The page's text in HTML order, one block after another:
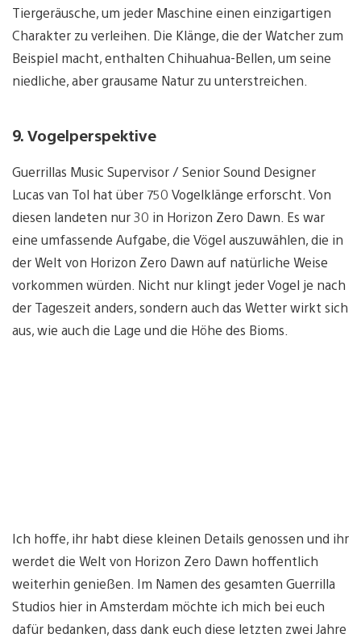
Tiergeräusche, um jeder Maschine einen einzigartigen
Charakter zu verleihen. Die Klänge, die der Watcher zum
Beispiel macht, enthalten Chihuahua-Bellen, um seine
niedliche, aber grausame Natur zu unterstreichen.
9. Vogelperspektive
Guerrillas Music Supervisor / Senior Sound Designer
Lucas van Tol hat über 750 Vogelklänge erforscht. Von
diesen landeten nur 30 in Horizon Zero Dawn. Es war
eine umfassende Aufgabe, die Vögel auszuwählen, die in
der Welt von Horizon Zero Dawn auf natürliche Weise
vorkommen würden. Nicht nur klingt jeder Vogel je nach
der Tageszeit anders, sondern auch das Wetter wirkt sich
aus, wie auch die Lage und die Höhe des Bioms.
Ich hoffe, ihr habt diese kleinen Details genossen und ihr
werdet die Welt von Horizon Zero Dawn hoffentlich
weiterhin genießen. Im Namen des gesamten Guerrilla
Studios hier in Amsterdam möchte ich mich bei euch
dafür bedanken, dass dank euch diese letzten zwei Jahre